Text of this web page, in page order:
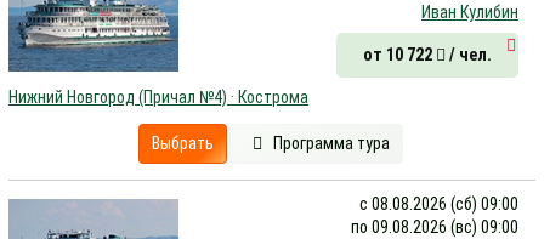
Иван Кулибин
от 10 722 / чел.
Нижний Новгород (Причал №4) · Кострома
Выбрать Программа тура
с 08.08.2026 (сб) 09:00
по 09.08.2026 (вс) 09:00